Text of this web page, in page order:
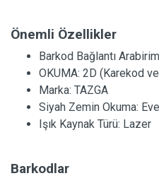
Önemli Özellikler
Barkod Bağlantı
OKUMA: 2D (Karekod
Marka: TAZGA
Siyah Zemin Okuma:
Işık Kaynak Türü: Lazer
Barkodlar